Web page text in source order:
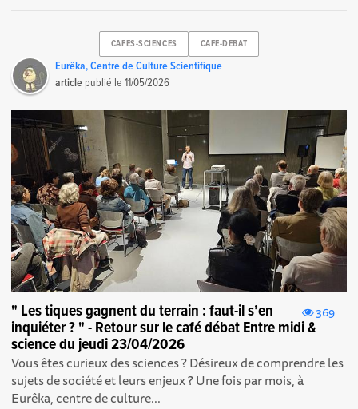
CAFES-SCIENCES CAFE-DEBAT
Eurêka, Centre de Culture Scientifique
article publié le11/05/2026
369
" Les tiques gagnent du terrain : faut-il s’en
inquiéter ? " - Retour sur le café débat Entre midi &
science du jeudi 23/04/2026
Vous êtes curieux des sciences ? Désireux de comprendre les
sujets de société et leurs enjeux ? Une fois par mois, à
Eurêka, centre de culture...